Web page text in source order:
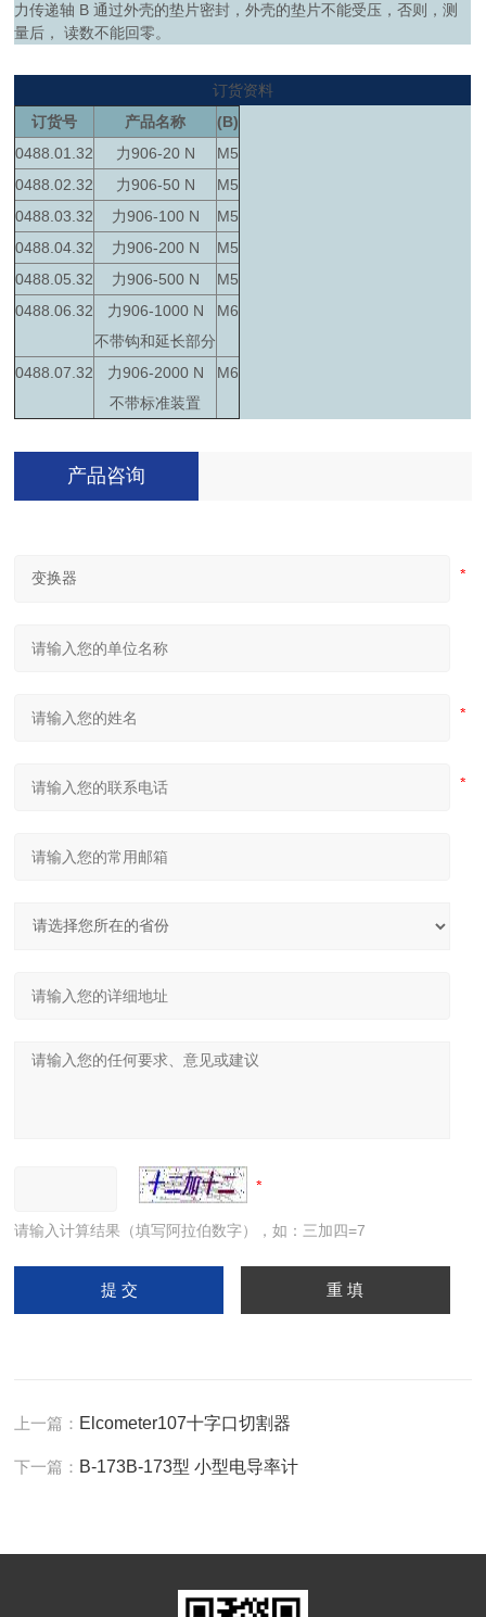
力传递轴 B 通过外壳的垫片密封，外壳的垫片不能受压，否则，测
量后， 读数不能回零。
订货资料
订货号
产品名称
(B)
0488.01.32
力906-20 N
M5
0488.02.32
力906-50 N
M5
0488.03.32
力906-100 N
M5
0488.04.32
力906-200 N
M5
0488.05.32
力906-500 N
M5
0488.06.32
力906-1000 N
不带钩和延长部分
M6
0488.07.32
力906-2000 N
不带标准装置
M6
产品咨询
请输入计算结果（填写阿拉伯数字），如：三加四=7
上一篇： Elcometer107十字口切割器
下一篇： B-173B-173型 小型电导率计